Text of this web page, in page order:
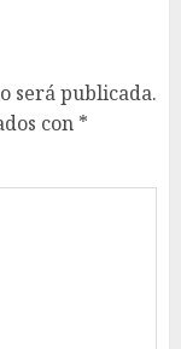
será publicada.
con *